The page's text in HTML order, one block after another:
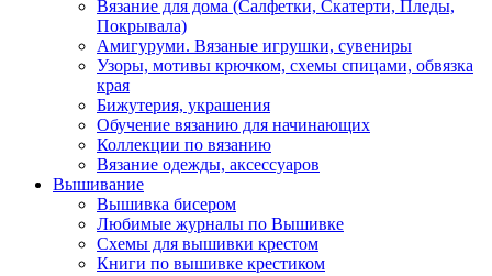
Вязание для дома (Салфетки, Скатерти, Пледы,
Покрывала)
Амигуруми. Вязаные игрушки, сувениры
Узоры, мотивы крючком, схемы спицами, обвязка
края
Бижутерия, украшения
Обучение вязанию для начинающих
Коллекции по вязанию
Вязание одежды, аксессуаров
Вышивание
Вышивка бисером
Любимые журналы по Вышивке
Схемы для вышивки крестом
Книги по вышивке крестиком